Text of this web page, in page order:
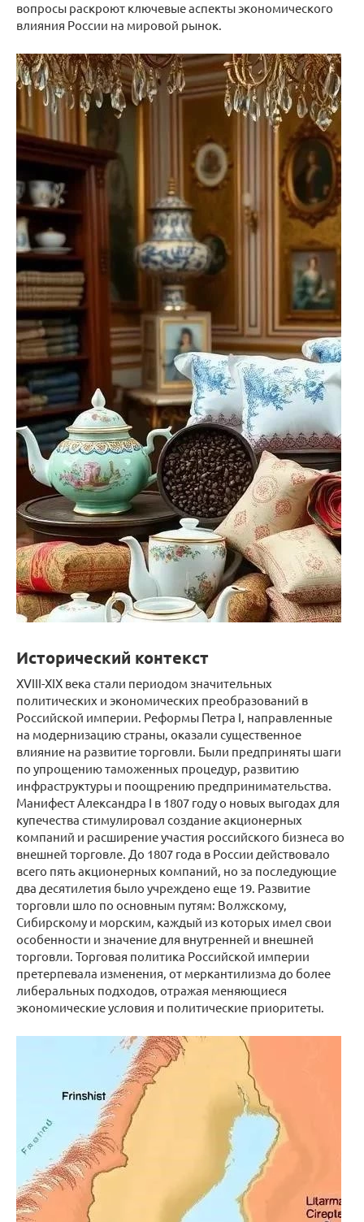
вопросы раскроют ключевые аспекты экономического
влияния России на мировой рынок.
Исторический контекст
XVIII-XIX века стали периодом значительных
политических и экономических преобразований в
Российской империи. Реформы Петра I, направленные
на модернизацию страны, оказали существенное
влияние на развитие торговли. Были предприняты шаги
по упрощению таможенных процедур, развитию
инфраструктуры и поощрению предпринимательства.
Манифест Александра I в 1807 году о новых выгодах для
купечества стимулировал создание акционерных
компаний и расширение участия российского бизнеса во
внешней торговле. До 1807 года в России действовало
всего пять акционерных компаний, но за последующие
два десятилетия было учреждено еще 19. Развитие
торговли шло по основным путям: Волжскому,
Сибирскому и морским, каждый из которых имел свои
особенности и значение для внутренней и внешней
торговли. Торговая политика Российской империи
претерпевала изменения, от меркантилизма до более
либеральных подходов, отражая меняющиеся
экономические условия и политические приоритеты.